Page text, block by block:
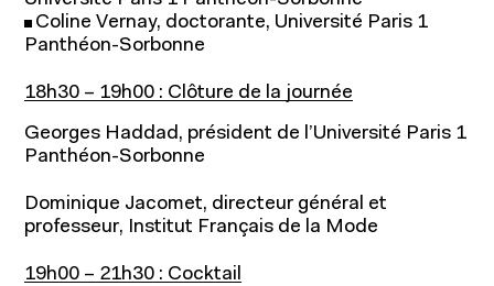
Coline Vernay, doctorante, Université Paris 1
Panthéon-Sorbonne
18h30 – 19h00 : Clôture de la journée
Georges Haddad, président de l’Université Paris 1
Panthéon-Sorbonne
Dominique Jacomet, directeur général et
professeur, Institut Français de la Mode
19h00 – 21h30 : Cocktail